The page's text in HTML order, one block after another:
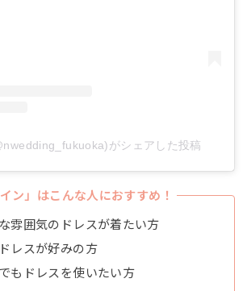
がシェアした投稿
ン」はこんな人におすすめ！
雰囲気のドレスが着たい方
レスが好みの方
もドレスを使いたい方